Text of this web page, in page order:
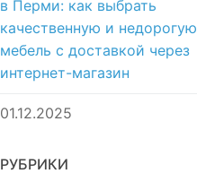
в Перми: как выбрать
качественную и недорогую
мебель с доставкой через
интернет-магазин
01.12.2025
РУБРИКИ